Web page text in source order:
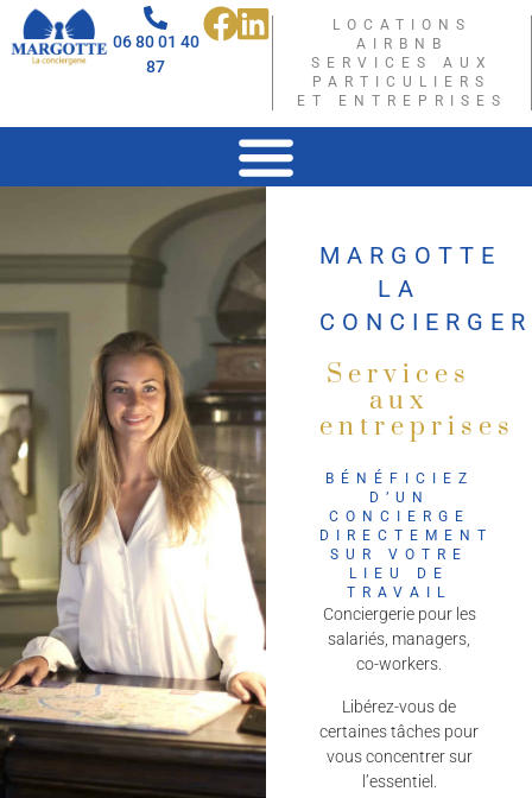
06 80 01 40
87
LOCATIONS
AIRBNB
SERVICES AUX
PARTICULIERS
ET ENTREPRISES
MARGOTTE
LA
Services
aux
entreprises
BÉNÉFICIEZ
D’UN
CONCIERGE
DIRECTEMENT
SUR VOTRE
LIEU DE
TRAVAIL
Conciergerie pour les
salariés, managers,
co-workers.
Libérez-vous de
certaines tâches pour
vous concentrer sur
l’essentiel.